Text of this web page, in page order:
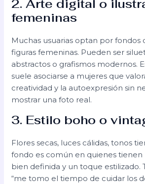
2. Arte digital o
femeninas
Muchas usuarias optan por fondos
figuras femeninas. Pueden ser
abstractos o grafismos modernos.
suele asociarse a mujeres que
creatividad y la autoexpresión sin
mostrar una foto real.
3. Estilo boho o
Flores secas, luces cálidas, tonos
fondo es común en quienes tienen
bien definida y un toque estilizado.
“me tomo el tiempo de cuidar los